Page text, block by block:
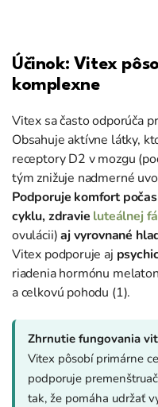
Účinok: Vitex
komplexne
Vitex sa často odporúča
Obsahuje aktívne látky,
receptory D2 v mozgu
tým znižuje nadmerné
Podporuje komfort
cyklu, zdravie luteálnej
ovulácii)aj vyrovnané
Vitex podporuje aj
riadenia hormónu
a celkovú pohodu (1).
Zhrnutie fungovania
Vitex pôsobí primárne
podporuje
tak, že pomáha udržať